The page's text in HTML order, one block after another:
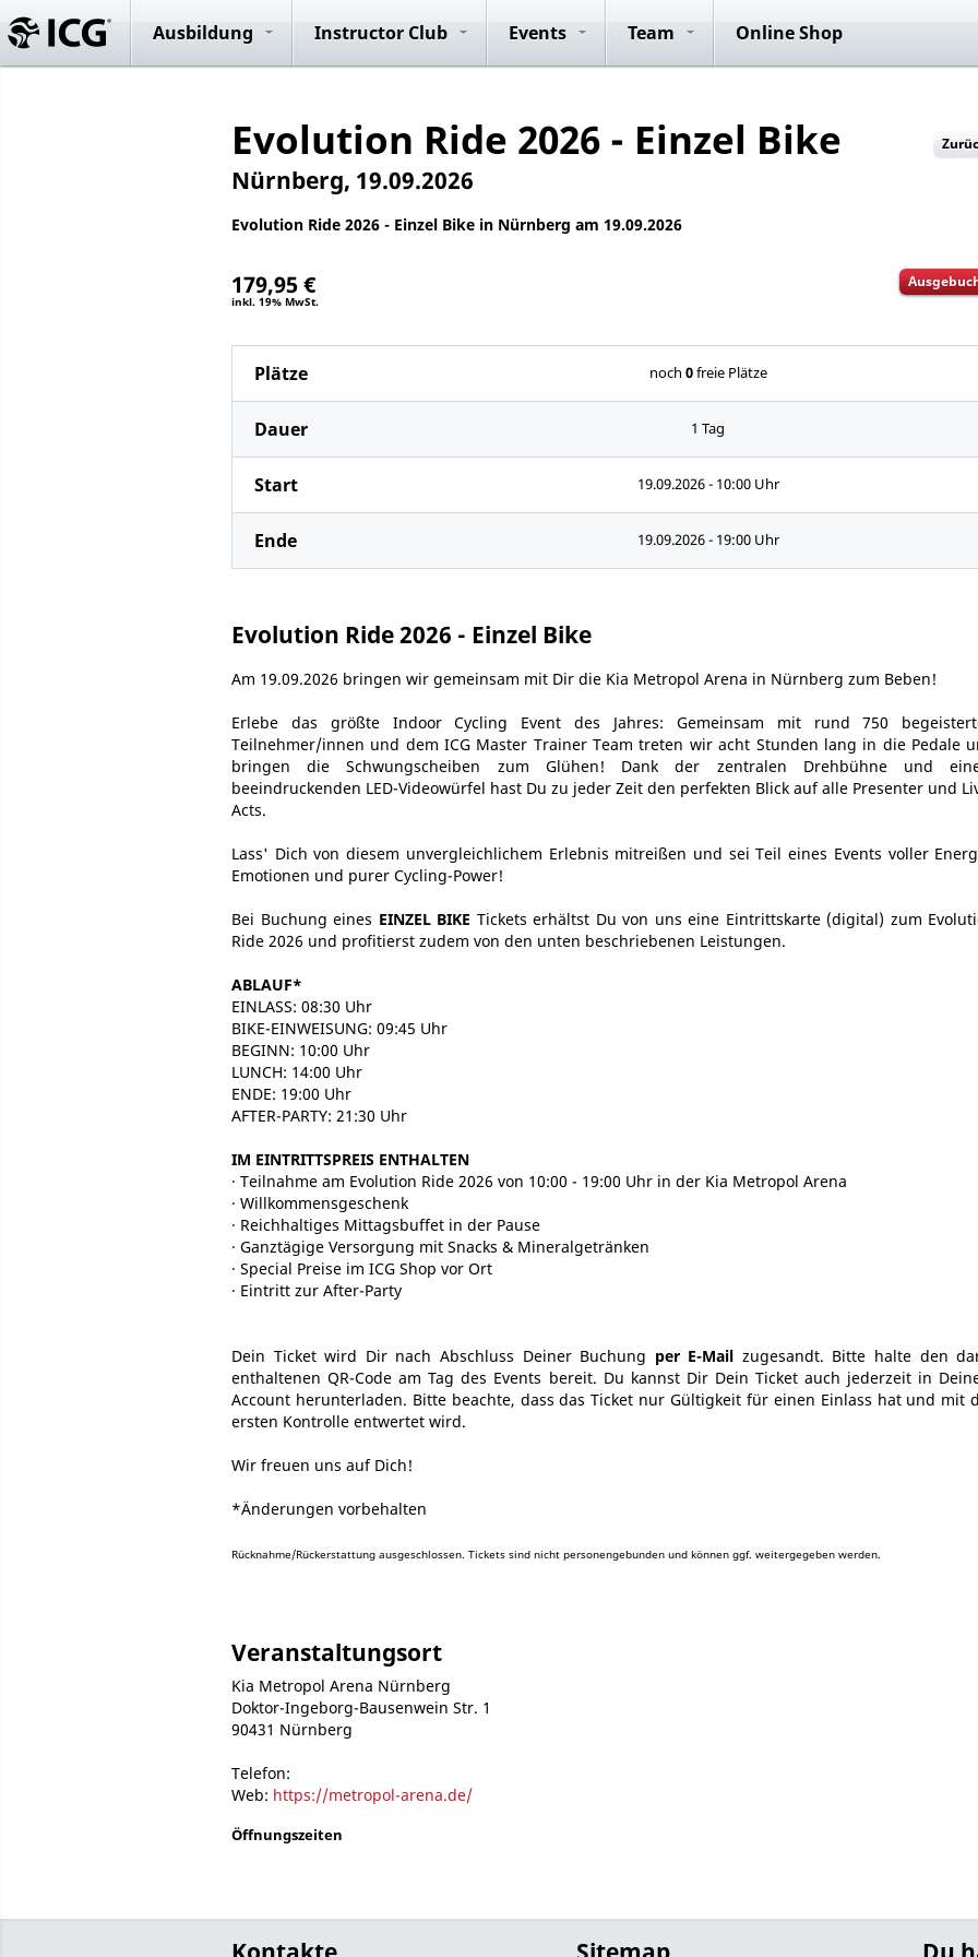
Ausbildung Instructor Club Events Team Online Shop
System Konzepte Anmeldung
Anmeldung Vorteile
Evolution Ride Club Rides Team Rides
ICG® Master
Evolution Ride 2026 - Einzel Bike
Nürnberg, 19.09.2026
Evolution Ride 2026 - Einzel Bike in Nürnberg am 19.09.2026
179,95 €
inkl. 19% MwSt.
Plätze noch 0freie Plätze
Dauer 1 Tag
Start 19.09.2026 - 10:00 Uhr
Ende 19.09.2026 - 19:00 Uhr
Evolution Ride 2026 - Einzel Bike
Am 19.09.2026 bringen wir gemeinsam mit Dir die Kia Metropol Arena in Nürnberg zum Beben!
Erlebe das größte Indoor Cycling Event des Jahres: Gemeinsam mit rund 750
Teilnehmer/innen und dem ICG Master Trainer Team treten wir acht Stunden lang in die Pedale
bringen die Schwungscheiben zum Glühen! Dank der zentralen Drehbühne und
beeindruckenden LED-Videowürfel hast Du zu jeder Zeit den perfekten Blick auf alle Presenter und
Acts.
Lass' Dich von diesem unvergleichlichem Erlebnis mitreißen und sei Teil eines Events voller
Emotionen und purer Cycling-Power!
Bei Buchung eines EINZEL BIKE Tickets erhältst Du von uns eine Eintrittskarte (digital) zum
Ride 2026 und profitierst zudem von den unten beschriebenen Leistungen.
ABLAUF*
EINLASS: 08:30 Uhr
BIKE-EINWEISUNG: 09:45 Uhr
BEGINN: 10:00 Uhr
LUNCH: 14:00 Uhr
ENDE: 19:00 Uhr
AFTER-PARTY: 21:30 Uhr
IM EINTRITTSPREIS ENTHALTEN
∙ Teilnahme am Evolution Ride 2026 von 10:00 - 19:00 Uhr in der Kia Metropol Arena
∙ Willkommensgeschenk
∙ Reichhaltiges Mittagsbuffet in der Pause
∙ Ganztägige Versorgung mit Snacks & Mineralgetränken
∙ Special Preise im ICG Shop vor Ort
∙ Eintritt zur After-Party
Dein Ticket wird Dir nach Abschluss Deiner Buchung per E-Mail zugesandt. Bitte halte den
enthaltenen QR-Code am Tag des Events bereit. Du kannst Dir Dein Ticket auch jederzeit in
Account herunterladen. Bitte beachte, dass das Ticket nur Gültigkeit für einen Einlass hat und mit
ersten Kontrolle entwertet wird.
Wir freuen uns auf Dich!
*Änderungen vorbehalten
Rücknahme/Rückerstattung ausgeschlossen. Tickets sind nicht personengebunden und können ggf. weitergegeben werden.
Veranstaltungsort
Kia Metropol Arena Nürnberg
Doktor-Ingeborg-Bausenwein Str. 1
90431 Nürnberg
Telefon:
Web: https://metropol-arena.de/
Öffnungszeiten